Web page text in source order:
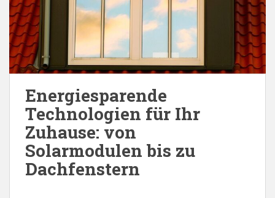
Energiesparende
Technologien für Ihr
Zuhause: von
Solarmodulen bis zu
Dachfenstern